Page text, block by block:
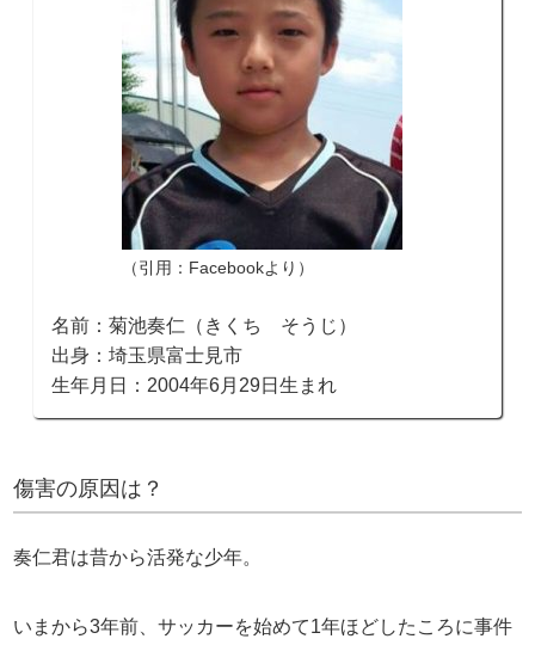
（引用：Facebookより）
名前：菊池奏仁（きくち そうじ）
出身：埼玉県富士見市
生年月日：2004年6月29日生まれ
傷害の原因は？
奏仁君は昔から活発な少年。
いまから3年前、サッカーを始めて1年ほどしたころに事件